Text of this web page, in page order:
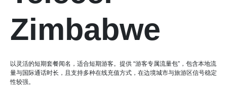
Zimbabwe
以灵活的短期套餐闻名，适合短期游客。提供 “游客专属流量包”，包含本地流
量与国际通话时长，且支持多种在线充值方式，在边境城市与旅游区信号稳定
性较强。